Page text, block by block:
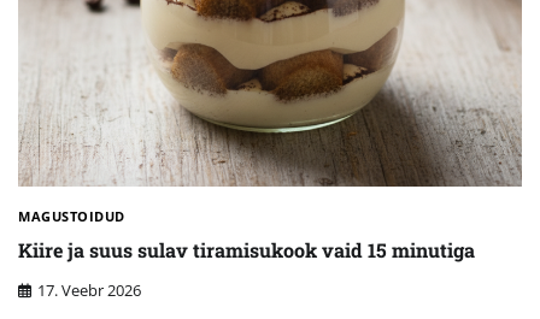
MAGUSTOIDUD
Kiire ja suus sulav tiramisukook vaid 15 minutiga
17. Veebr 2026